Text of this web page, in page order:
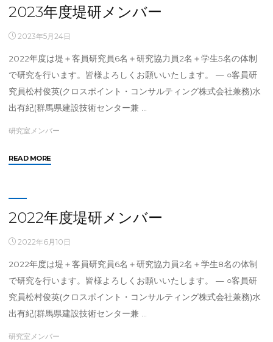
研
メ
ン
ー"
2023年度堤研メンバー
2023年5月24日
2022年度は堤＋客員研究員6名＋研究協力員2名＋学生5名の体制
で研究を行います。皆様よろしくお願いいたします。 — ○客員研
究員松村俊英(クロスポイント・コンサルティング株式会社兼務)水
出有紀(群馬県建設技術センター兼 …
研究室メンバー
READ MORE"2023
研
メ
ン
ー"
2022年度堤研メンバー
2022年6月10日
2022年度は堤＋客員研究員6名＋研究協力員2名＋学生8名の体制
で研究を行います。皆様よろしくお願いいたします。 — ○客員研
究員松村俊英(クロスポイント・コンサルティング株式会社兼務)水
出有紀(群馬県建設技術センター兼 …
研究室メンバー